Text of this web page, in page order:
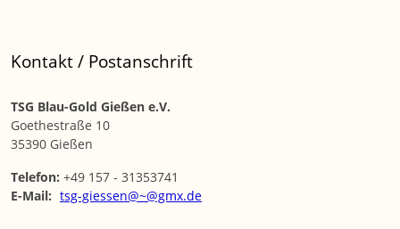
Kontakt / Postanschrift
TSG Blau-Gold Gießen e.V.
Goethestraße 10
35390 Gießen
Telefon: +49 157 - 31353741
E-Mail: tsg-giessen@~@gmx.de